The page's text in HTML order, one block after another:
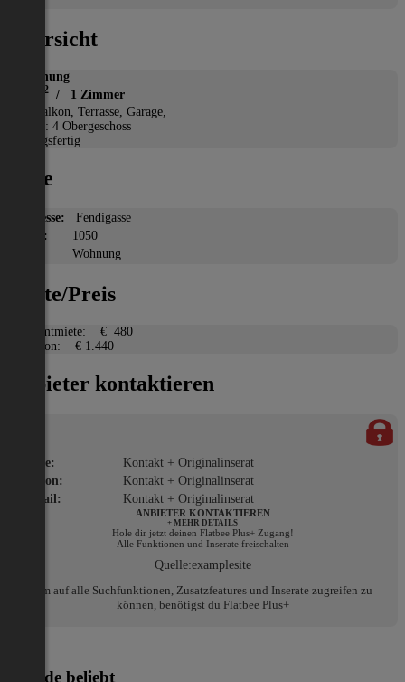
Übersicht
Wohnung
2 / 1 Zimmer
Balkon, Terrasse, Garage,
Etage: 4 Obergeschoss
Bezugsfertig
Lage
Adresse:
Fendigasse
PLZ:
1050
Wohnung
Miete/Preis
Gesamtmiete:
€ 480
Kaution:
€ 1.440
Anbieter kontaktieren
Name:
Kontakt + Originalinserat
Telefon:
Kontakt + Originalinserat
E-Mail:
Kontakt + Originalinserat
ANBIETER KONTAKTIEREN
+ MEHR DETAILS
Hole dir jetzt deinen Flatbee Plus+ Zugang!
Alle Funktionen und Inserate freischalten
Quelle:examplesite
Um auf alle Suchfunktionen, Zusatzfeatures und Inserate zugreifen zu
können, benötigst du Flatbee Plus+
Gerade beliebt